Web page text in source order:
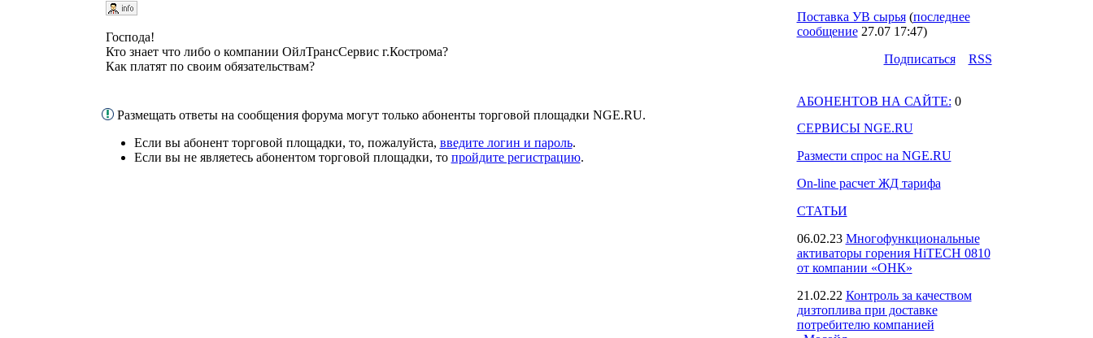
Господа!
Кто знает что либо о компании ОйлТрансСервис г.Кострома?
Как платят по своим обязательствам?
Размещать ответы на сообщения форума могут только абоненты торговой площадки NGE.RU.
Если вы абонент торговой площадки, то, пожалуйста, введите логин и пароль.
Если вы не являетесь абонентом торговой площадки, то пройдите регистрацию.
Поставка УВ сырья(последнее
сообщение 27.07 17:47)
Подпиcаться
RSS
АБОНЕНТОВ НА САЙТЕ: 0
СЕРВИСЫ NGE.RU
Размести спрос на NGE.RU
On-line расчет ЖД тарифа
СТАТЬИ
06.02.23 Многофункциональные
активаторы горения HiTECH 0810
от компании «ОНК»
21.02.22 Контроль за качеством
дизтоплива при доставке
потребителю компанией